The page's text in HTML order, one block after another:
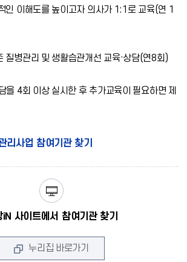
인 이해도를 높이고자 의사가 1:1로 교육(연 1
질병관리 및 생활습관개선 교육·상담(연8회)
을 4회 이상 실시한 후 추가교육이 필요하면 제
리사업 참여기관 찾기
iN 사이트에서 참여기관 찾기
누리집 바로가기